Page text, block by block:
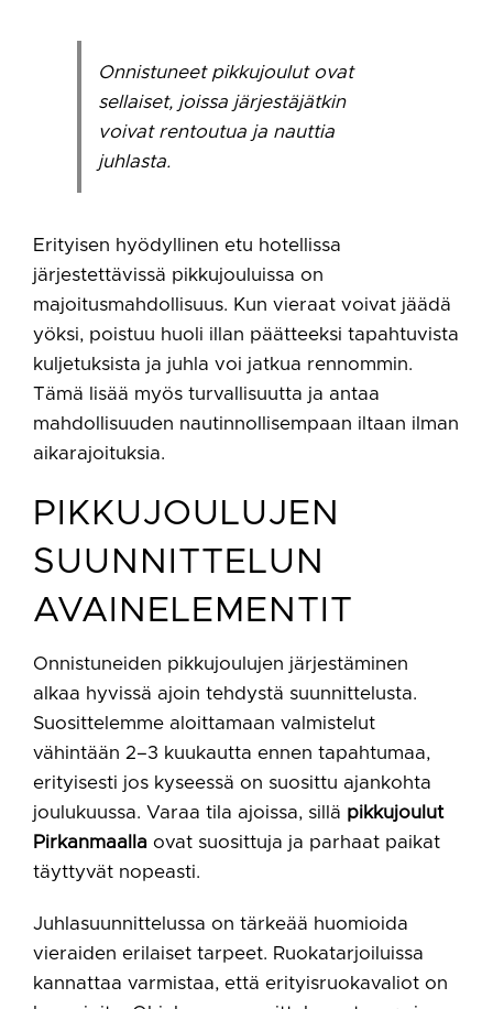
Onnistuneet pikkujoulut ovat
sellaiset, joissa järjestäjätkin
voivat rentoutua ja nauttia
juhlasta.
Erityisen hyödyllinen etu hotellissa
järjestettävissä pikkujouluissa on
majoitusmahdollisuus. Kun vieraat voivat jäädä
yöksi, poistuu huoli illan päätteeksi tapahtuvista
kuljetuksista ja juhla voi jatkua rennommin.
Tämä lisää myös turvallisuutta ja antaa
mahdollisuuden nautinnollisempaan iltaan ilman
aikarajoituksia.
PIKKUJOULUJEN
SUUNNITTELUN
AVAINELEMENTIT
Onnistuneiden pikkujoulujen järjestäminen
alkaa hyvissä ajoin tehdystä suunnittelusta.
Suosittelemme aloittamaan valmistelut
vähintään 2–3 kuukautta ennen tapahtumaa,
erityisesti jos kyseessä on suosittu ajankohta
joulukuussa. Varaa tila ajoissa, sillä pikkujoulut
Pirkanmaalla ovat suosittuja ja parhaat paikat
täyttyvät nopeasti.
Juhlasuunnittelussa on tärkeää huomioida
vieraiden erilaiset tarpeet. Ruokatarjoiluissa
kannattaa varmistaa, että erityisruokavaliot on